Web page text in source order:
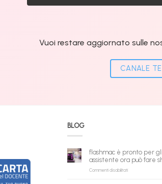
Vuoi restare aggiornato sulle
CANALE
BLOG
flashmac è pronto per
assistente ora può fare
Commenti disabilitatisu